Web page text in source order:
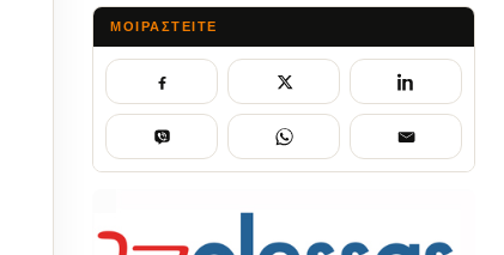
ΜΟΙΡΑΣΤΕΊΤΕ